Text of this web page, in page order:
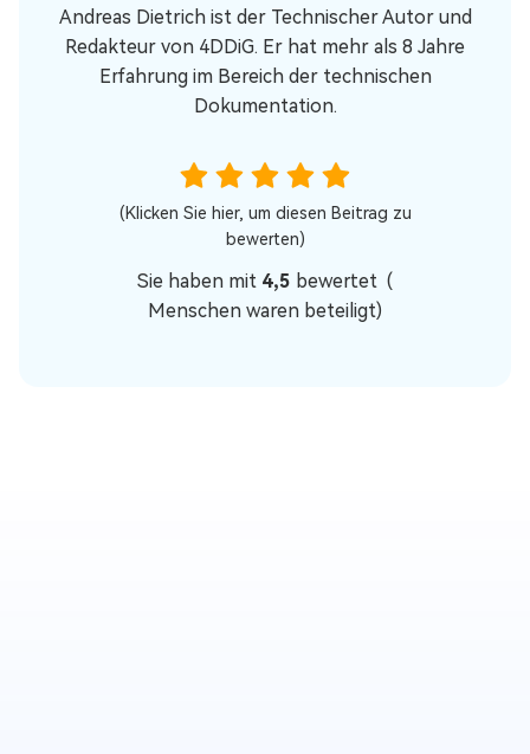
Andreas Dietrich ist der Technischer Autor und
Redakteur von 4DDiG. Er hat mehr als 8 Jahre
Erfahrung im Bereich der technischen
Dokumentation.
(Klicken Sie hier, um diesen Beitrag zu
bewerten)
Sie haben mit 4,5 bewertet (
Menschen waren beteiligt)